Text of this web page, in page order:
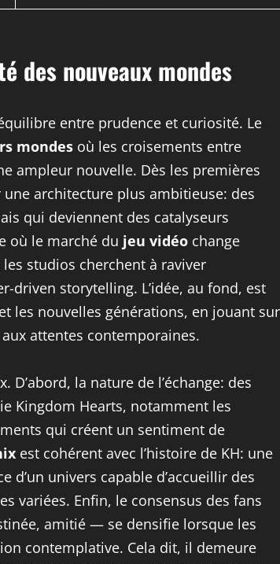
des nouveaux mondes
entre prudence et curiosité. Le
mondes où les croisements entre
ampleur nouvelle. Dès les premières
architecture plus ambitieuse: des
qui deviennent des catalyseurs
où le marché du jeu vidéo change
studios cherchent à raviver
driven storytelling. L’idée, au fond, est
les nouvelles générations, en jouant sur
attentes contemporaines.
la nature de l’échange: des
Kingdom Hearts, notamment les
qui créent un sentiment de
est cohérent avec l’histoire de KH: une
univers capable d’accueillir des
variées. Enfin, le consensus des fans
amitié — se densifie lorsque les
contemplative. Cela dit, il demeure